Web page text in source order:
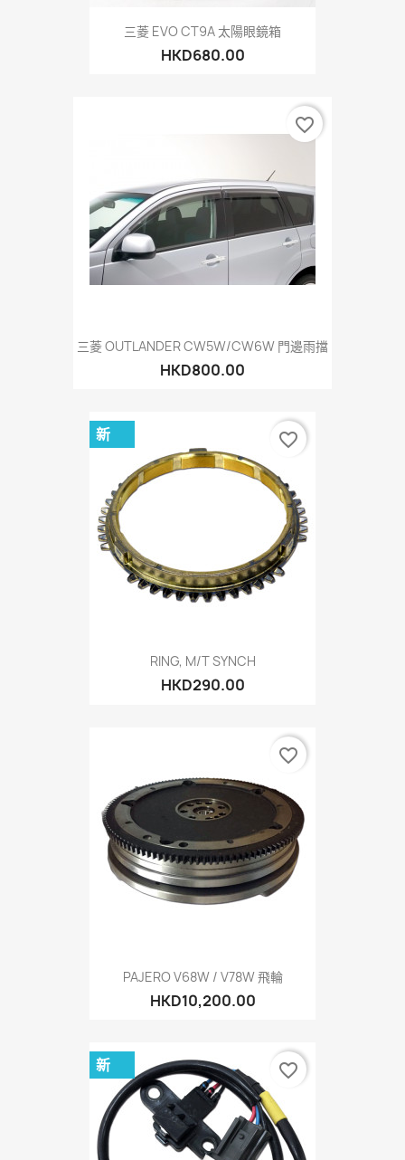
三菱 EVO CT9A 太陽眼鏡箱
HKD680.00
三菱 OUTLANDER CW5W/CW6W 門邊雨擋
HKD800.00
favorite_border
RING, M/T SYNCH
HKD290.00
新 favorite_border
PAJERO V68W / V78W 飛輪
HKD10,200.00
favorite_border
新 favorite_border